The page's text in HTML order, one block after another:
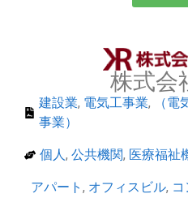
株式会
建設業, 電気工事業, （電
事業）
個人, 公共機関, 医療福祉
アパート , オフィスビル,